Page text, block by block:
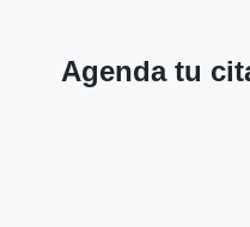
Agenda tu